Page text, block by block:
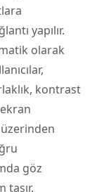
yapılır.
olarak
kontrast
göz
taşır.